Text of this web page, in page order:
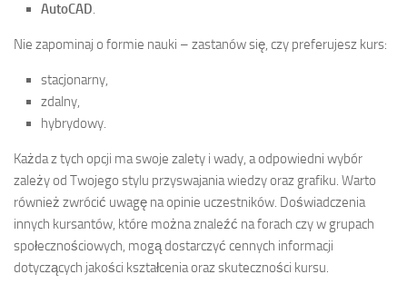
AutoCAD.
Nie zapominaj o formie nauki – zastanów się, czy preferujesz kurs:
stacjonarny,
zdalny,
hybrydowy.
Każda z tych opcji ma swoje zalety i wady, a odpowiedni wybór
zależy od Twojego stylu przyswajania wiedzy oraz grafiku. Warto
również zwrócić uwagę na opinie uczestników. Doświadczenia
innych kursantów, które można znaleźć na forach czy w grupach
społecznościowych, mogą dostarczyć cennych informacji
dotyczących jakości kształcenia oraz skuteczności kursu.